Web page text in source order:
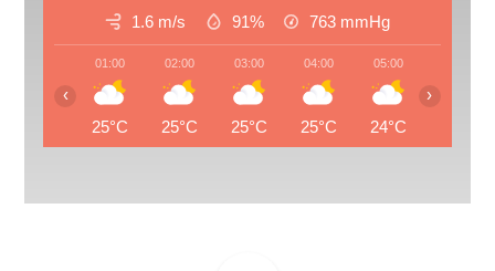
1.6 m/s 91% 763 mmHg
01:00
25°C
02:00
25°C
03:00
25°C
04:00
25°C
05:00
24°C
‹ ›